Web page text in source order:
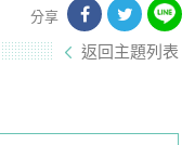
分享
返回主題列表